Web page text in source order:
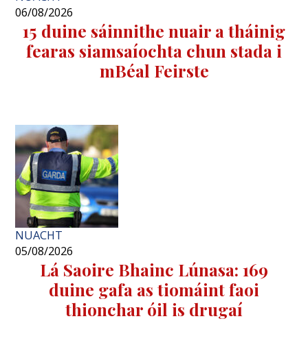
06/08/2026
15 duine sáinnithe nuair a tháinig
fearas siamsaíochta chun stada i
mBéal Feirste
NUACHT
05/08/2026
Lá Saoire Bhainc Lúnasa: 169
duine gafa as tiomáint faoi
thionchar óil is drugaí